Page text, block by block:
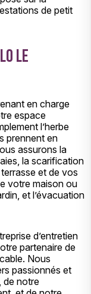
de petit
le
en charge
espace
l’herbe
prennent en
assurons la
la scarification
et de vos
votre maison ou
et l’évacuation
d’entretien
partenaire de
Nous
passionnés et
de notre